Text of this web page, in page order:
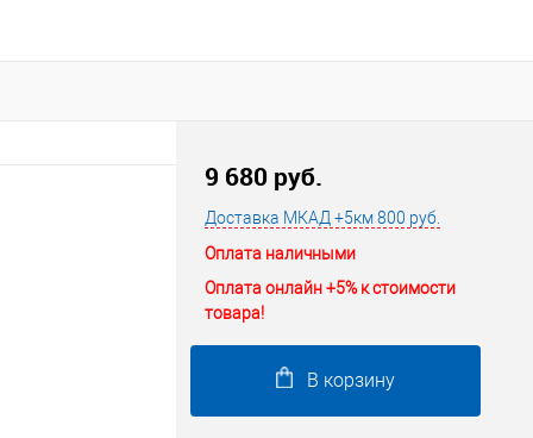
9 680 руб.
Доставка МКАД +5км 800 руб.
Оплата наличными
Оплата онлайн +5% к стоимости
товара!
В корзину